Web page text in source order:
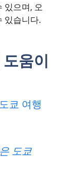
있으며, 오
있습니다.
움이
쿄 여행
도쿄